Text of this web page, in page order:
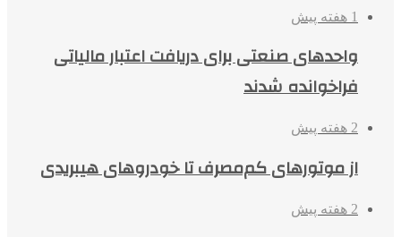
1 هفته پیش
واحدهای صنعتی برای دریافت اعتبار مالیاتی
فراخوانده شدند
2 هفته پیش
از موتورهای کم‌مصرف تا خودروهای هیبریدی
2 هفته پیش